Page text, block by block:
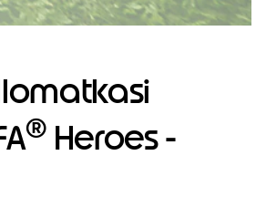
® Heroes -